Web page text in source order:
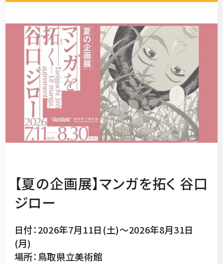
【夏の企画展】マンガを拓く 谷口
ジロー
日付：2026年7月11日(土)～2026年8月31日
(月)
場所：鳥取県立美術館